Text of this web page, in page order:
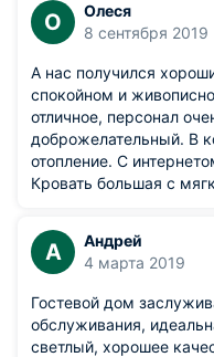
О
Олеся
8 сентября 2019
А нас получился
спокойном и
отличное, персонал
доброжелательный. В
отопление. С
Кровать большая с
А
Андрей
4 марта 2019
Гостевой дом
обслуживания,
светлый, хорошее